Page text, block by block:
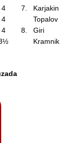
4
4
4
7.
Karjakin
Topalov
8.
Giri
Kramnik